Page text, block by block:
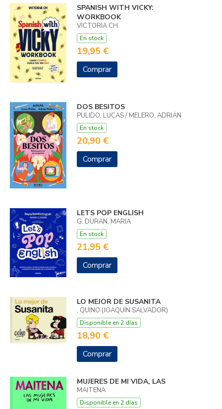
SPANISH WITH VICKY:
WORKBOOK
VICTORIA CH
En stock
19,95 €
Comprar
DOS BESITOS
PULIDO, LUCAS / MELERO, ADRIÁN
En stock
20,90 €
Comprar
LETS POP ENGLISH
G. DURAN, MARIA
En stock
21,95 €
Comprar
LO MEJOR DE SUSANITA
, QUINO (JOAQUÍN SALVADOR)
Disponible en 2 días
18,90 €
Comprar
MUJERES DE MI VIDA, LAS
MAITENA
Disponible en 2 días